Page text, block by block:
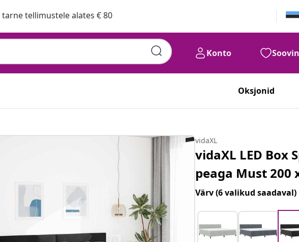
tarne tellimustele alates € 80
Konto
Oksjonid
vidaXL
vidaXL LED Box
peaga Must 200
Värv(6 valikud saadaval)